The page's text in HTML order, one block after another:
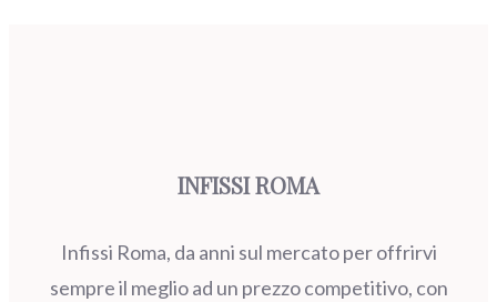
INFISSI ROMA
Infissi Roma, da anni sul mercato per offrirvi
sempre il meglio ad un prezzo competitivo, con